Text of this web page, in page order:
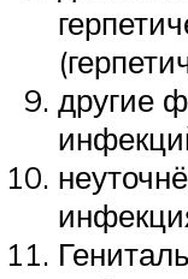
другие